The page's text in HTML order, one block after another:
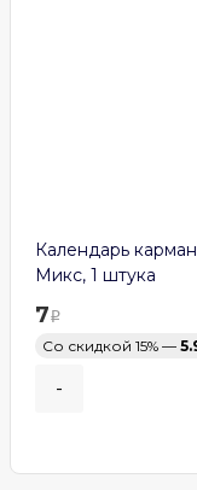
Календарь
Микс, 1 штука
7
Со скидкой 15% —
-